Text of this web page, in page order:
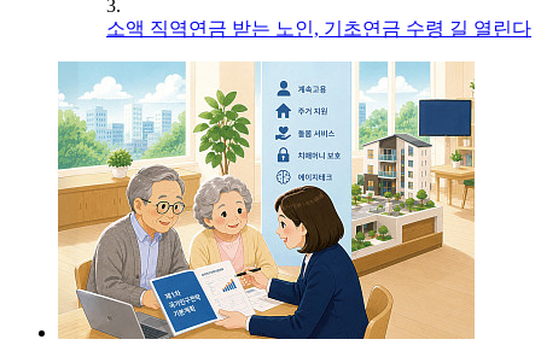
3.
소액 직역연금 받는 노인, 기초연금 수령 길 열린다